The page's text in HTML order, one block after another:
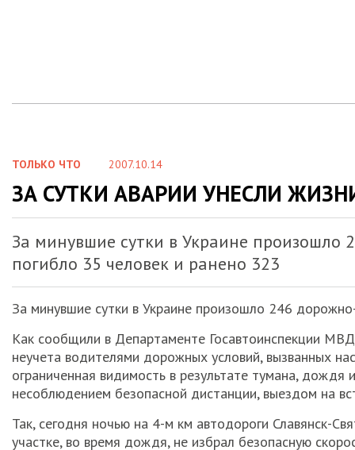
ТОЛЬКО ЧТО 2007.10.14
ЗА СУТКИ АВАРИИ УНЕСЛИ
За минувшие сутки в Украине произошло
погибло 35 человек и ранено 323
За минувшие сутки в Украине произошло 246
Как сообщили в Департаменте Госавтоинспекции
неучета водителями дорожных условий, вызванных
ограниченная видимость в результате тумана,
несоблюдением безопасной дистанции, выездом на
Так, сегодня ночью на 4-м км автодороги Славянск-
участке, во время дождя, не избрал безопасную